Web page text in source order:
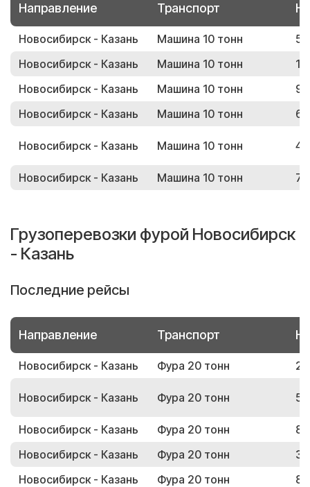
Направление Транспорт
Новосибирск - Казань Машина 10 тонн
Новосибирск - Казань
Машина 10 тонн
Новосибирск - Казань
Машина 10 тонн
Новосибирск - Казань
Машина 10 тонн
Новосибирск - Казань Машина 10 тонн
Новосибирск - Казань Машина 10 тонн
Грузоперевозки фурой Новосибирск
- Казань
Последние рейсы
Направление Транспорт
Новосибирск - Казань Фура 20 тонн
Новосибирск - Казань Фура 20 тонн
Новосибирск - Казань Фура 20 тонн
Новосибирск - Казань
Фура 20 тонн
Новосибирск - Казань
Фура 20 тонн